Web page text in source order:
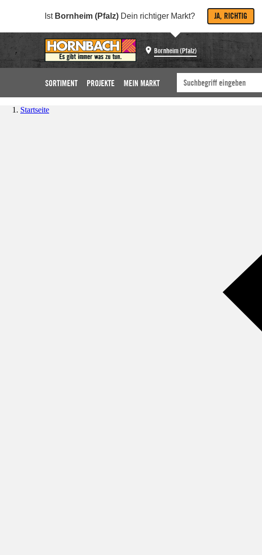
Ist Bornheim (Pfalz) Dein richtiger Markt? JA, RICHTIG
Bornheim (Pfalz)
SORTIMENT PROJEKTE MEIN MARKT
Startseite